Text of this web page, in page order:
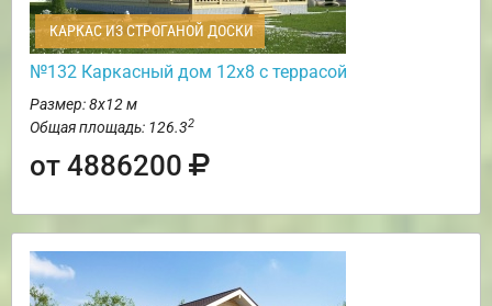
КАРКАС ИЗ СТРОГАНОЙ ДОСКИ
№132 Каркасный дом 12х8 с террасой
Размер: 8х12 м
Общая площадь: 126.32
от 4886200